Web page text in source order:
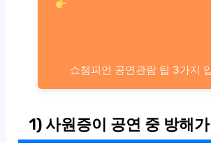
쇼챔피언 공연관람 팁 3가지
1) 사원증이 공연 중 방해